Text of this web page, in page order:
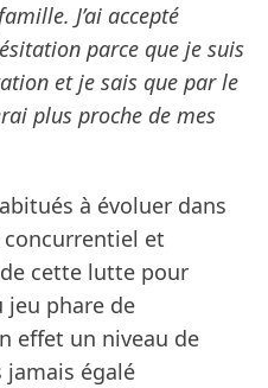
J’ai accepté
parce que je suis
et je sais que par le
plus proche de mes
à évoluer dans
et
de cette lutte pour
jeu phare de
effet un niveau de
égalé